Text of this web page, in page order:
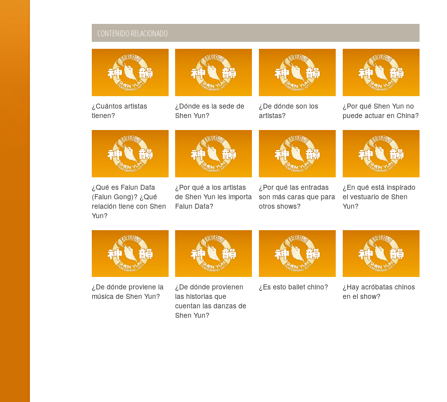
CONTENIDO RELACIONADO
¿Cuántos artistas
tienen?
¿Dónde es la sede de
Shen Yun?
¿De dónde son los
artistas?
¿Por qué Shen Yun no
puede actuar en China?
¿Qué es Falun Dafa
(Falun Gong)? ¿Qué
relación tiene con Shen
Yun?
¿Por qué a los artistas
de Shen Yun les importa
Falun Dafa?
¿Por qué las entradas
son más caras que para
otros shows?
¿En qué está inspirado
el vestuario de Shen
Yun?
¿De dónde proviene la
música de Shen Yun?
¿De dónde provienen
las historias que
cuentan las danzas de
Shen Yun?
¿Es esto ballet chino?
¿Hay acróbatas chinos
en el show?